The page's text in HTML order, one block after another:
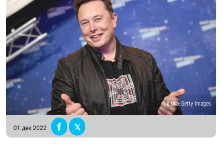
Снимка: Getty Images
01 дек 2022